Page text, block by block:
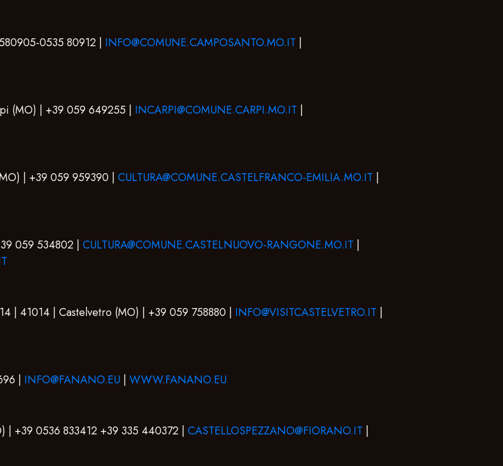
0535 80912 | INFO@COMUNE.CAMPOSANTO.MO.IT |
(MO) | +39 059 649255 | INCARPI@COMUNE.CARPI.MO.IT |
| +39 059 959390 | CULTURA@COMUNE.CASTELFRANCO-EMILIA.MO.IT |
059 534802 | CULTURA@COMUNE.CASTELNUOVO-RANGONE.MO.IT |
| 41014 | Castelvetro (MO) | +39 059 758880 | INFO@VISITCASTELVETRO.IT |
| INFO@FANANO.EU| WWW.FANANO.EU
| +39 0536 833412 +39 335 440372 | CASTELLOSPEZZANO@FIORANO.IT |